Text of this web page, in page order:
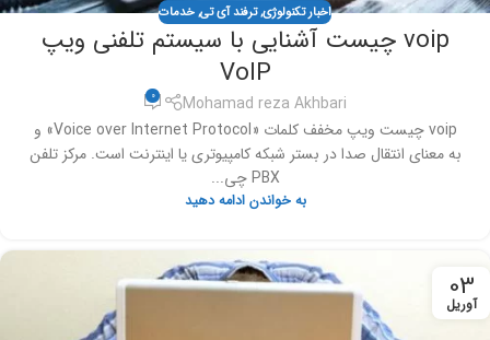
اخبار تکنولوژی,ترفند آی تی,خدمات
voip چیست آشنایی با سیستم تلفنی ویپ
VoIP
Mohamad reza Akhbari
0
voip چیست ویپ مخفف کلمات «Voice over Internet Protocol» و
به معنای انتقال صدا در بستر شبکه کامپیوتری یا اینترنت است. مرکز تلفن
PBX چی...
به خواندن ادامه دهید
03
آوریل